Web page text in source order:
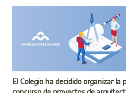
El Colegio ha decidido organizar la